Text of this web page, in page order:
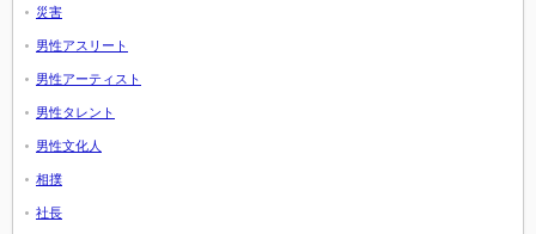
災害
男性アスリート
男性アーティスト
男性タレント
男性文化人
相撲
社長